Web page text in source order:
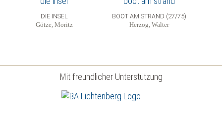
DIE INSEL
Götze, Moritz
BOOT AM STRAND (27/75)
Herzog, Walter
Mit freundlicher Unterstützung